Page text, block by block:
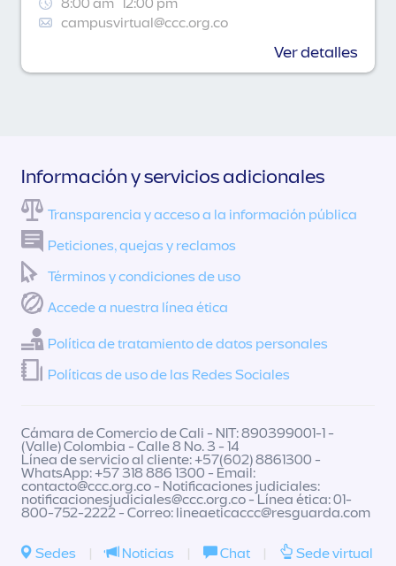
campusvirtual@ccc.org.co
Ver detalles
Información y servicios adicionales
Transparencia y acceso a la información pública
Peticiones, quejas y reclamos
Términos y condiciones de uso
Accede a nuestra línea ética
Política de tratamiento de datos personales
Políticas de uso de las Redes Sociales
Cámara de Comercio de Cali - NIT: 890399001-1 -
(Valle) Colombia - Calle 8 No. 3 - 14
Línea de servicio al cliente: +57(602) 8861300 -
WhatsApp: +57 318 886 1300 - Email:
contacto@ccc.org.co- Notificaciones judiciales:
notificacionesjudiciales@ccc.org.co- Línea ética: 01-
800-752-2222 - Correo: lineaeticaccc@resguarda.com
Sedes | Noticias | Chat | Sede virtual